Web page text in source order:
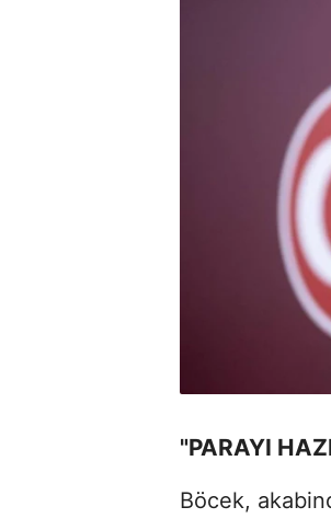
"PARAYI
Böcek,